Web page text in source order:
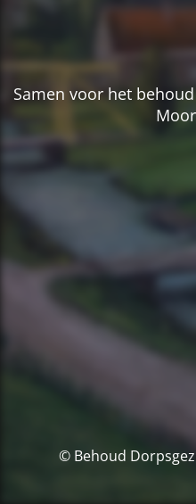
Samen voor het
© Behoud